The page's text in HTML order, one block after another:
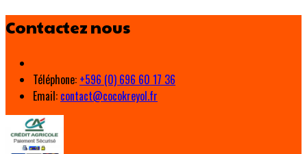
Contactez nous
Téléphone: +596 (0) 696 60 17 36
Email: contact@cocokreyol.fr